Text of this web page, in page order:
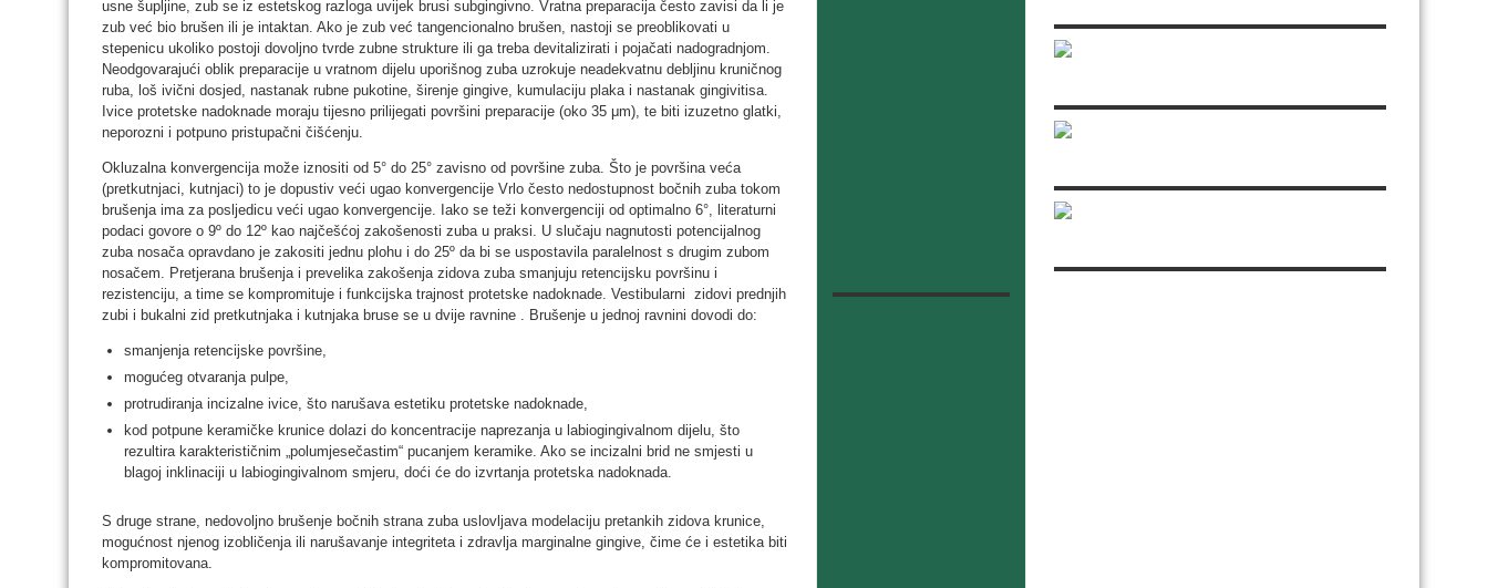
usne šupljine, zub se iz estetskog razloga uvijek brusi subgingivno. Vratna preparacija često zavisi da li je
zub već bio brušen ili je intaktan. Ako je zub već tangencionalno brušen, nastoji se preoblikovati u
stepenicu ukoliko postoji dovoljno tvrde zubne strukture ili ga treba devitalizirati i pojačati nadogradnjom.
Neodgovarajući oblik preparacije u vratnom dijelu uporišnog zuba uzrokuje neadekvatnu debljinu kruničnog
ruba, loš ivični dosjed, nastanak rubne pukotine, širenje gingive, kumulaciju plaka i nastanak gingivitisa.
Ivice protetske nadoknade moraju tijesno prilijegati površini preparacije (oko 35 μm), te biti izuzetno glatki,
neporozni i potpuno pristupačni čišćenju.
Okluzalna konvergencija može iznositi od 5° do 25° zavisno od površine zuba. Što je površina veća
(pretkutnjaci, kutnjaci) to je dopustiv veći ugao konvergencije Vrlo često nedostupnost bočnih zuba tokom
brušenja ima za posljedicu veći ugao konvergencije. Iako se teži konvergenciji od optimalno 6°, literaturni
podaci govore o 9º do 12º kao najčešćoj zakošenosti zuba u praksi. U slučaju nagnutosti potencijalnog
zuba nosača opravdano je zakositi jednu plohu i do 25º da bi se uspostavila paralelnost s drugim zubom
nosačem. Pretjerana brušenja i prevelika zakošenja zidova zuba smanjuju retencijsku površinu i
rezistenciju, a time se kompromituje i funkcijska trajnost protetske nadoknade. Vestibularni zidovi prednjih
zubi i bukalni zid pretkutnjaka i kutnjaka bruse se u dvije ravnine . Brušenje u jednoj ravnini dovodi do:
smanjenja retencijske površine,
mogućeg otvaranja pulpe,
protrudiranja incizalne ivice, što narušava estetiku protetske nadoknade,
kod potpune keramičke krunice dolazi do koncentracije naprezanja u labiogingivalnom dijelu, što
rezultira karakterističnim „polumjesečastim“ pucanjem keramike. Ako se incizalni brid ne smjesti u
blagoj inklinaciji u labiogingivalnom smjeru, doći će do izvrtanja protetska nadoknada.
S druge strane, nedovoljno brušenje bočnih strana zuba uslovljava modelaciju pretankih zidova krunice,
mogućnost njenog izobličenja ili narušavanje integriteta i zdravlja marginalne gingive, čime će i estetika biti
kompromitovana.